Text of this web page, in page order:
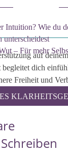
auf
dich
Freiheit und
Intuition? Wie du
unterscheidest
– Für mehr